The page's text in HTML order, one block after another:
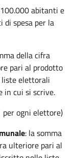
abitanti e
spesa per la
della cifra
pari al prodotto
elettorali
in cui si scrive.
ogni elettore)
: la somma
ulteriore pari al